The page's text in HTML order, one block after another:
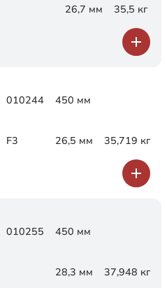
26,7 мм 35,5 кг
010244 450 мм
F3 26,5 мм 35,719 кг
010255 450 мм
28,3 мм 37,948 кг